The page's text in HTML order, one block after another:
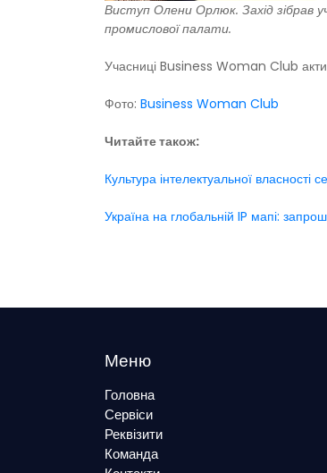
Виступ Олени Орлюк. Захід зібрав
промислової палати.
Учасниці Business Woman Club
Фото: Business Woman Club
Читайте також:
Культура інтелектуальної
Україна на глобальній IP мапі:
Меню
Головна
Сервіси
Реквізити
Команда